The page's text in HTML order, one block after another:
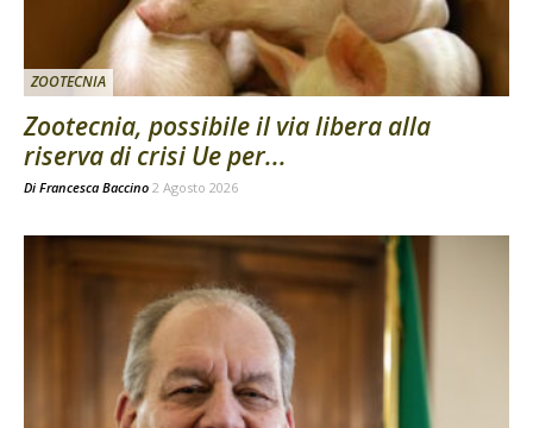
ZOOTECNIA
Zootecnia, possibile il via libera alla
riserva di crisi Ue per...
Di Francesca Baccino 2 Agosto 2026